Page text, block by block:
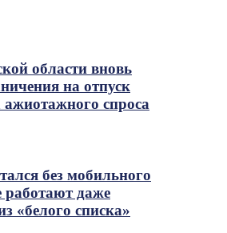
области вновь
на отпуск
ажиотажного спроса
без мобильного
работают даже
«белого списка»